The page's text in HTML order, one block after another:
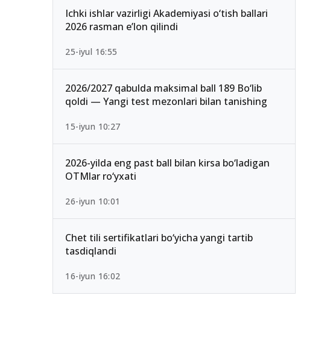
Ichki ishlar vazirligi Akademiyasi o‘tish ballari
2026 rasman e’lon qilindi
25-iyul 16:55
2026/2027 qabulda maksimal ball 189 Bo‘lib
qoldi — Yangi test mezonlari bilan tanishing
15-iyun 10:27
2026-yilda eng past ball bilan kirsa bo‘ladigan
OTMlar ro‘yxati
26-iyun 10:01
Chet tili sertifikatlari bo‘yicha yangi tartib
tasdiqlandi
16-iyun 16:02